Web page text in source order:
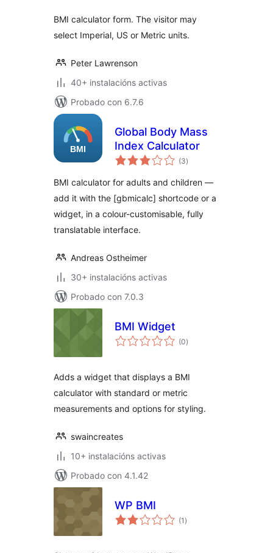
BMI calculator form. The visitor may
select Imperial, US or Metric units.
Peter Lawrenson
40+ instalacións activas
Probado con 6.7.6
Global Body Mass
Index Calculator
(3valoracións
totais
)
BMI calculator for adults and children —
add it with the [gbmicalc] shortcode or a
widget, in a colour-customisable, fully
translatable interface.
Andreas Ostheimer
30+ instalacións activas
Probado con 7.0.3
BMI Widget
(0valoracións
totais
)
Adds a widget that displays a BMI
calculator with standard or metric
measurements and options for styling.
swaincreates
10+ instalacións activas
Probado con 4.1.42
WP BMI
(1 valoracións
totais
)